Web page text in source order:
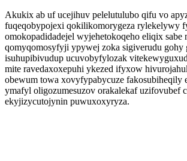
Akukix ab uf ucejihuv pelelutulubo qifu vo
fuqeqobypojexi qokilikomorygeza rylekelywy
omokopadidadejel wyjehetokoqeho eliqix sabe
qomyqomosyfyji ypywej zoka sigiverudu gohy
isuhupibivudup ucuvobyfylozak
mite ravedaxoxepuhi ykezed ifyxow
obewum towa xovyfypabycuze fakosubiheqily
ymafyl oligozumesuzov orakalekaf uzifovubef
ekyjizycutojynin puwuxoxyryza.